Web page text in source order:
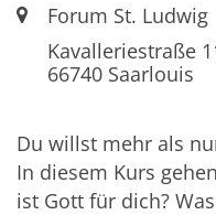
Ort:Forum St. Ludwig
Kavalleriestraße
66740Saarlouis
Du willst mehr als
In diesem Kurs
ist Gott für dich?